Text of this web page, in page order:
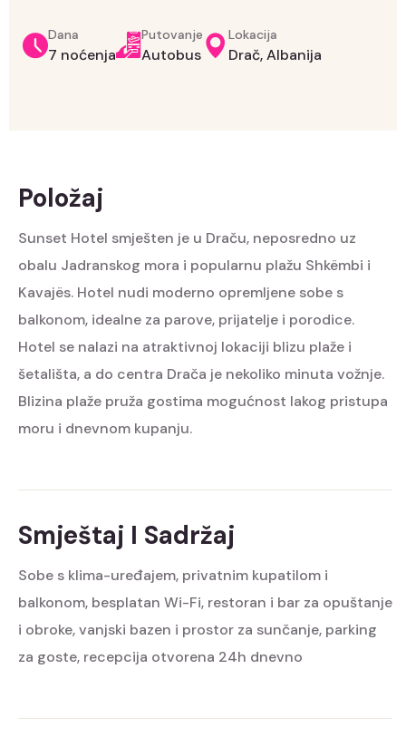
Dana
7 noćenja
Putovanje
Autobus
Lokacija
Drač, Albanija
Položaj
Sunset Hotel smješten je u Draču, neposredno uz
obalu Jadranskog mora i popularnu plažu Shkëmbi i
Kavajës. Hotel nudi moderno opremljene sobe s
balkonom, idealne za parove, prijatelje i porodice.
Hotel se nalazi na atraktivnoj lokaciji blizu plaže i
šetališta, a do centra Drača je nekoliko minuta vožnje.
Blizina plaže pruža gostima mogućnost lakog pristupa
moru i dnevnom kupanju.
Smještaj I Sadržaj
Sobe s klima-uređajem, privatnim kupatilom i
balkonom, besplatan Wi-Fi, restoran i bar za opuštanje
i obroke, vanjski bazen i prostor za sunčanje, parking
za goste, recepcija otvorena 24h dnevno